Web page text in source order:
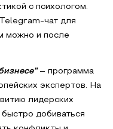
с психологом.
чат для
можно и после
– программа
экспертов. На
лидерских
добиваться